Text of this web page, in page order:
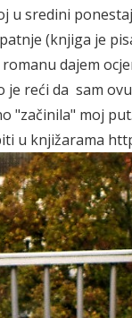
u sredini
(knjiga je
dajem
reći da sam
"začinila" moj
u knjižarama